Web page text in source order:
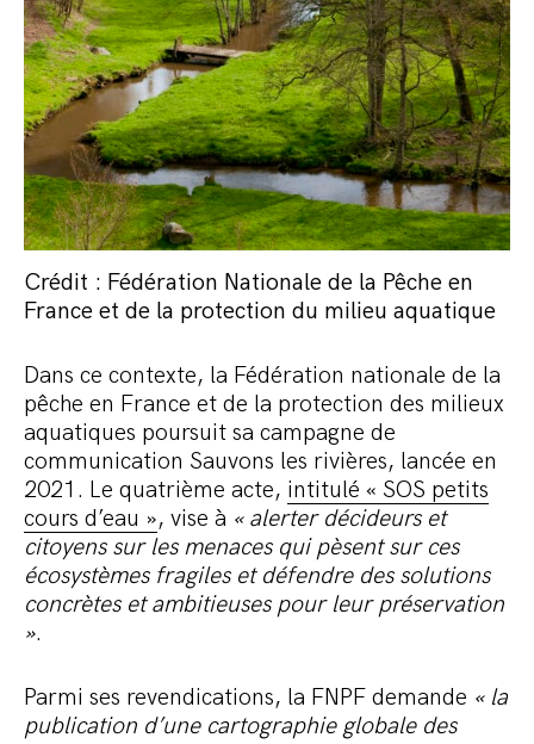
Crédit : Fédération Nationale de la Pêche en
France et de la protection du milieu aquatique
Dans ce contexte, la Fédération nationale de la
pêche en France et de la protection des milieux
aquatiques poursuit sa campagne de
communication Sauvons les rivières, lancée en
2021. Le quatrième acte, intitulé « SOS petits
cours d’eau », vise à « alerter décideurs et
citoyens sur les menaces qui pèsent sur ces
écosystèmes fragiles et défendre des solutions
concrètes et ambitieuses pour leur préservation
».
Parmi ses revendications, la FNPF demande « la
publication d’une cartographie globale des